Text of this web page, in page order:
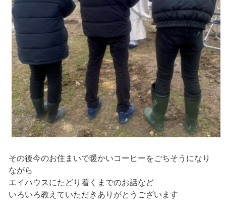
その後今のお住まいで暖かいコーヒーをごちそうになり
ながら
エイハウスにたどり着くまでのお話など
いろいろ教えていただきありがとうございます